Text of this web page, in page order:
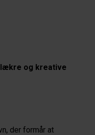
og kreative
der formår at